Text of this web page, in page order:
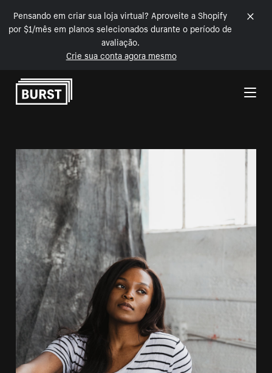
Pensando em criar sua loja virtual? Aproveite a Shopify
por $1/mês em planos selecionados durante o período de
avaliação.
Crie sua conta agora mesmo
Pular para o conteúdo